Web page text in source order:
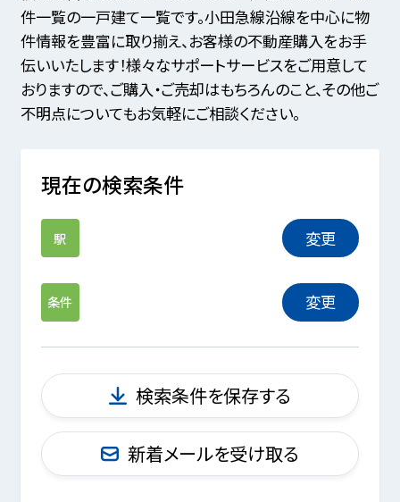
件一覧の一戸建て一覧です。小田急線沿線を中心に物
件情報を豊富に取り揃え、お客様の不動産購入をお手
伝いいたします！様々なサポートサービスをご用意して
おりますので、ご購入・ご売却はもちろんのこと、その他ご
不明点についてもお気軽にご相談ください。
現在の検索条件
駅 変更
条件 変更
検索条件を保存する
新着メールを受け取る